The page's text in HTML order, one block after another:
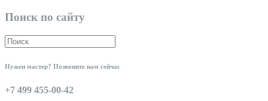
Поиск по сайту
Нужен мастер? Позвоните нам сейчас
+7 499 455-00-42